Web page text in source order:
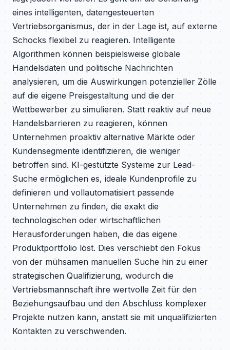
eines intelligenten, datengesteuerten
Vertriebsorganismus, der in der Lage ist, auf externe
Schocks flexibel zu reagieren. Intelligente
Algorithmen können beispielsweise globale
Handelsdaten und politische Nachrichten
analysieren, um die Auswirkungen potenzieller Zölle
auf die eigene Preisgestaltung und die der
Wettbewerber zu simulieren. Statt reaktiv auf neue
Handelsbarrieren zu reagieren, können
Unternehmen proaktiv alternative Märkte oder
Kundensegmente identifizieren, die weniger
betroffen sind. KI-gestützte Systeme zur Lead-
Suche ermöglichen es, ideale Kundenprofile zu
definieren und vollautomatisiert passende
Unternehmen zu finden, die exakt die
technologischen oder wirtschaftlichen
Herausforderungen haben, die das eigene
Produktportfolio löst. Dies verschiebt den Fokus
von der mühsamen manuellen Suche hin zu einer
strategischen Qualifizierung, wodurch die
Vertriebsmannschaft ihre wertvolle Zeit für den
Beziehungsaufbau und den Abschluss komplexer
Projekte nutzen kann, anstatt sie mit unqualifizierten
Kontakten zu verschwenden.